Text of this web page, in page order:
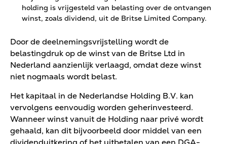
holding is vrijgesteld van belasting over de ontvangen
winst, zoals dividend, uit de Britse Limited Company.
Door de deelnemingsvrijstelling wordt de
belastingdruk op de winst van de Britse Ltd in
Nederland aanzienlijk verlaagd, omdat deze winst
niet nogmaals wordt belast.
Het kapitaal in de Nederlandse Holding B.V. kan
vervolgens eenvoudig worden geherinvesteerd.
Wanneer winst vanuit de Holding naar privé wordt
gehaald, kan dit bijvoorbeeld door middel van een